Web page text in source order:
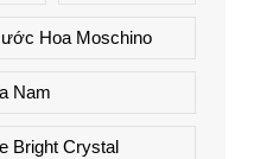
Hoa Moschino
Nam
Bright Crystal